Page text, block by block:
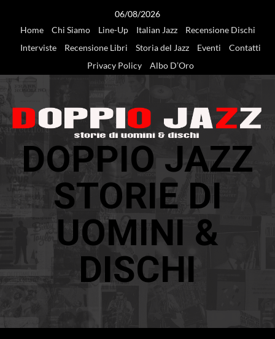
06/08/2026
Home
Chi Siamo Line-Up Italian Jazz
Recensione Dischi
Interviste
Recensione Libri Storia del Jazz Eventi
Contatti
Privacy Policy
Albo D’Oro
DOPPIO JAZZ
STORIE DI
UOMINI &
DISCHI